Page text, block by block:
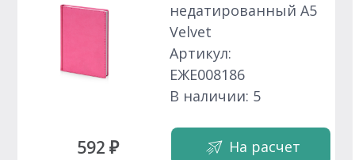
592 ₽
недатированный А5
Velvet
Артикул:
ЕЖЕ008186
В наличии: 5
На расчет